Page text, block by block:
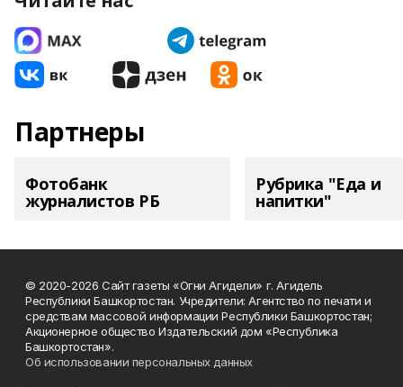
Партнеры
Фотобанк
журналистов РБ
Рубрика "Еда и
напитки"
© 2020-2026 Сайт газеты «Огни Агидели» г. Агидель
Республики Башкортостан. Учредители: Агентство по печати и
средствам массовой информации Республики Башкортостан;
Акционерное общество Издательский дом «Республика
Башкортостан».
Об использовании персональных данных